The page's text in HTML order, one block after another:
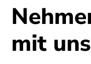
mit